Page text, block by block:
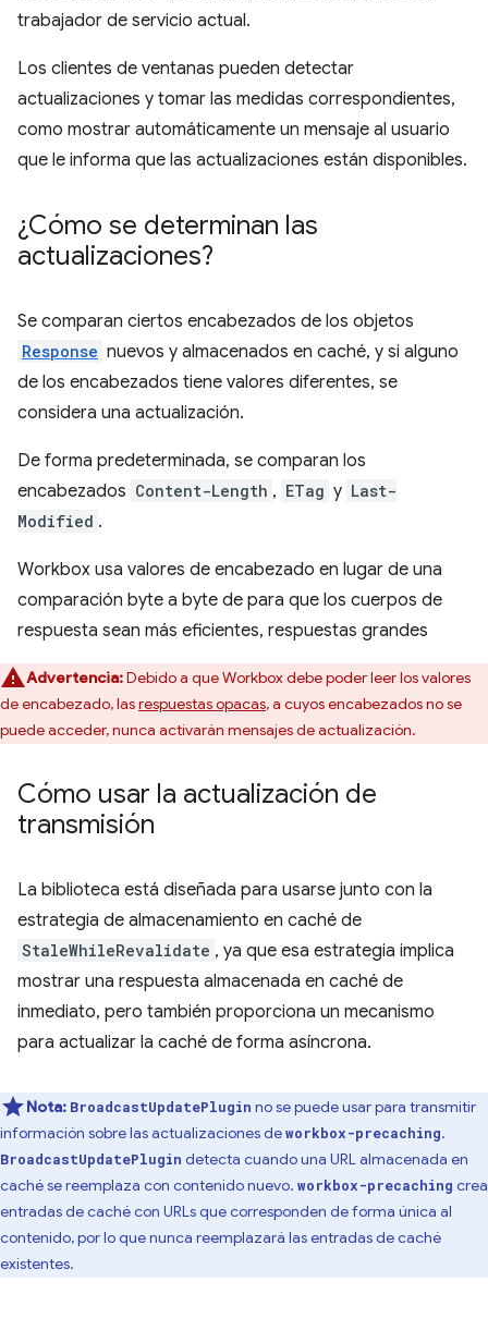
trabajador de servicio actual.
Los clientes de ventanas pueden detectar
actualizaciones y tomar las medidas correspondientes,
como mostrar automáticamente un mensaje al usuario
que le informa que las actualizaciones están disponibles.
¿Cómo se determinan las
actualizaciones?
Se comparan ciertos encabezados de los objetos
Response nuevos y almacenados en caché, y si alguno
de los encabezados tiene valores diferentes, se
considera una actualización.
De forma predeterminada, se comparan los
encabezados Content-Length , ETag y Last-
Modified .
Workbox usa valores de encabezado en lugar de una
comparación byte a byte de para que los cuerpos de
respuesta sean más eficientes, respuestas grandes
Advertencia:Debido a que Workbox debe poder leer los valores
de encabezado, lasrespuestas opacas, a cuyos encabezados no se
puede acceder, nunca activarán mensajes de actualización.
Cómo usar la actualización de
transmisión
La biblioteca está diseñada para usarse junto con la
estrategia de almacenamiento en caché de
StaleWhileRevalidate , ya que esa estrategia implica
mostrar una respuesta almacenada en caché de
inmediato, pero también proporciona un mecanismo
para actualizar la caché de forma asíncrona.
Nota: BroadcastUpdatePlugin no se puede usar para transmitir
información sobre las actualizaciones deworkbox-precaching.
BroadcastUpdatePlugin detecta cuando una URL almacenada en
caché se reemplaza con contenido nuevo. workbox-precaching crea
entradas de caché con URLs que corresponden de forma única al
contenido, por lo que nunca reemplazará las entradas de caché
existentes.